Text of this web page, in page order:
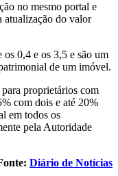
no mesmo portal e
atualização do valor
0,4 e os 3,5 e são um
de um imóvel.
proprietários com
com dois e até 20%
em todos os
pela Autoridade
Diário de Notícias